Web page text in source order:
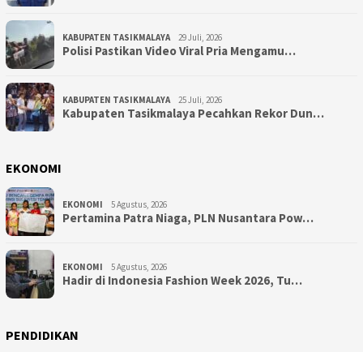
KABUPATEN TASIKMALAYA 29 Juli, 2026
Polisi Pastikan Video Viral Pria Mengamu…
KABUPATEN TASIKMALAYA 25 Juli, 2026
Kabupaten Tasikmalaya Pecahkan Rekor Dun…
EKONOMI
EKONOMI 5 Agustus, 2026
Pertamina Patra Niaga, PLN Nusantara Pow…
EKONOMI 5 Agustus, 2026
Hadir di Indonesia Fashion Week 2026, Tu…
PENDIDIKAN